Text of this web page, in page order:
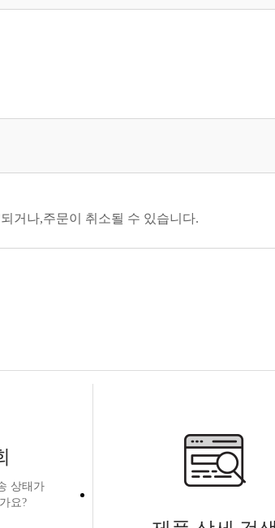
거나,주문이 취소될 수 있습니다.
상태가
요?